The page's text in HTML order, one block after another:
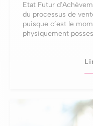
Etat Futur
du processus de
puisque c’est le
physiquement